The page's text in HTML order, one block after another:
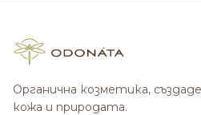
Органична козметика,
кожа и природата.